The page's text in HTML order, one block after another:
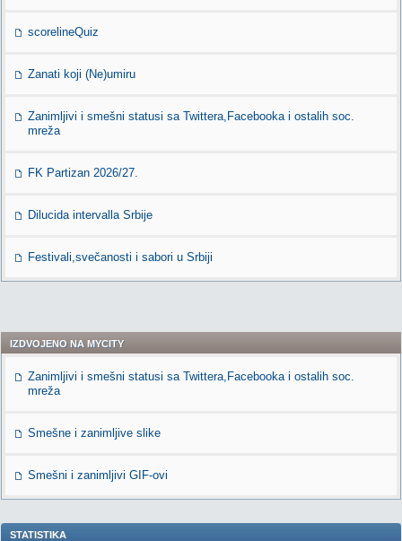
scorelineQuiz
Zanati koji (Ne)umiru
Zanimljivi i smešni statusi sa Twittera,Facebooka i ostalih soc.
mreža
FK Partizan 2026/27.
Dilucida intervalla Srbije
Festivali,svečanosti i sabori u Srbiji
IZDVOJENO NA MYCITY
Zanimljivi i smešni statusi sa Twittera,Facebooka i ostalih soc.
mreža
Smešne i zanimljive slike
Smešni i zanimljivi GIF-ovi
STATISTIKA